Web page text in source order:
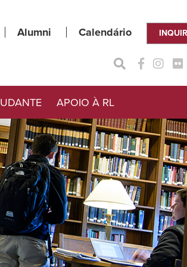
Alumni Calendário
APOIO À RL